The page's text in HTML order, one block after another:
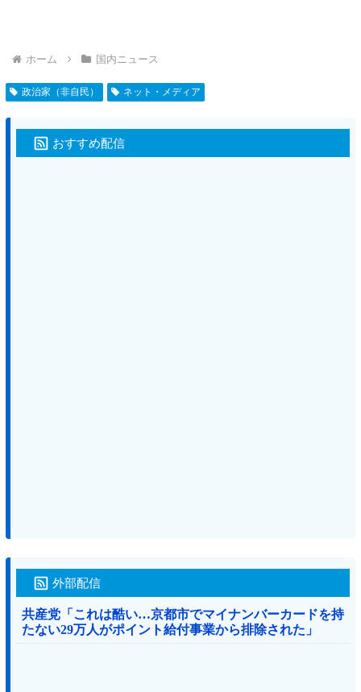
ホーム 国内ニュース
政治家（非自民） ネット・メディア
おすすめ配信
外部配信
共産党「これは酷い…京都市でマイナンバーカードを持
たない29万人がポイント給付事業から排除された」